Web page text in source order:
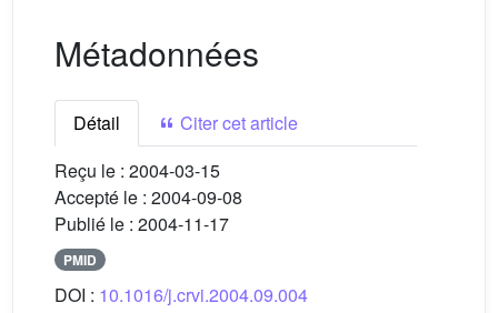
Métadonnées
Détail
Citer cet article
Reçu le : 2004-03-15
Accepté le : 2004-09-08
Publié le : 2004-11-17
PMID
DOI : 10.1016/j.crvi.2004.09.004